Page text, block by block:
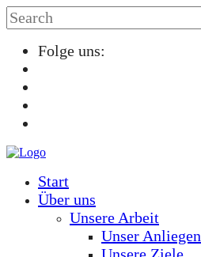
Folge uns:
Start
Über uns
Unsere Arbeit
Unser Anliegen